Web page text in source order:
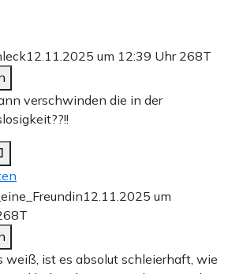
12.11.2025 um 12:39 Uhr 268T
verschwinden die in der
12.11.2025 um
weiß, ist es absolut schleierhaft, wie